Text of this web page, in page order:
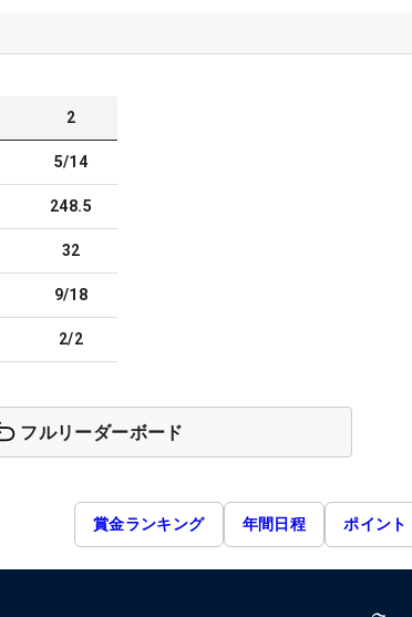
2
5/14
248.5
32
9/18
2/2
フルリーダーボード
賞金ランキング 年間日程 ポイント